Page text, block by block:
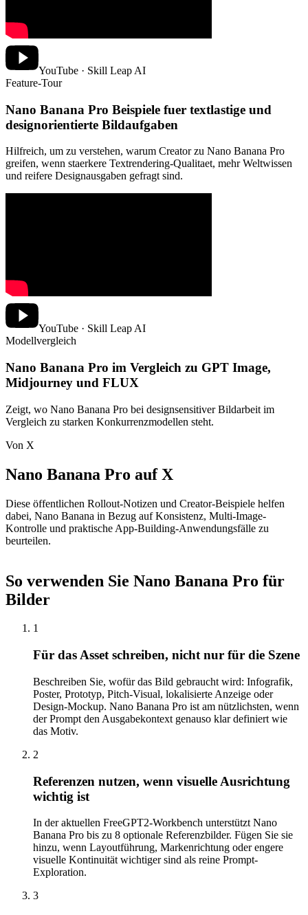
YouTube · Skill Leap AI
Feature-Tour
Nano Banana Pro Beispiele fuer textlastige und
designorientierte Bildaufgaben
Hilfreich, um zu verstehen, warum Creator zu Nano Banana Pro
greifen, wenn staerkere Textrendering-Qualitaet, mehr Weltwissen
und reifere Designausgaben gefragt sind.
YouTube · Skill Leap AI
Modellvergleich
Nano Banana Pro im Vergleich zu GPT Image,
Midjourney und FLUX
Zeigt, wo Nano Banana Pro bei designsensitiver Bildarbeit im
Vergleich zu starken Konkurrenzmodellen steht.
Von X
Nano Banana Pro auf X
Diese öffentlichen Rollout-Notizen und Creator-Beispiele helfen
dabei, Nano Banana in Bezug auf Konsistenz, Multi-Image-
Kontrolle und praktische App-Building-Anwendungsfälle zu
beurteilen.
So verwenden Sie Nano Banana Pro für
Bilder
1
Für das Asset schreiben, nicht nur für die Szene
Beschreiben Sie, wofür das Bild gebraucht wird: Infografik,
Poster, Prototyp, Pitch-Visual, lokalisierte Anzeige oder
Design-Mockup. Nano Banana Pro ist am nützlichsten, wenn
der Prompt den Ausgabekontext genauso klar definiert wie
das Motiv.
2
Referenzen nutzen, wenn visuelle Ausrichtung
wichtig ist
In der aktuellen FreeGPT2-Workbench unterstützt Nano
Banana Pro bis zu 8 optionale Referenzbilder. Fügen Sie sie
hinzu, wenn Layoutführung, Markenrichtung oder engere
visuelle Kontinuität wichtiger sind als reine Prompt-
Exploration.
3